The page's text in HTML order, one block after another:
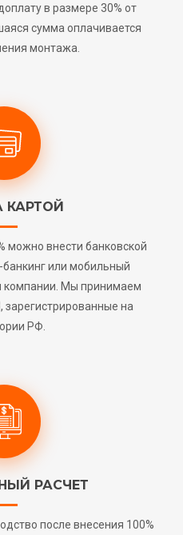
в размере 30% от
сумма оплачивается
монтажа.
КАРТОЙ
можно внести банковской
банкинг или мобильный
компании. Мы принимаем
зарегистрированные на
РФ.
РАСЧЕТ
после внесения 100%